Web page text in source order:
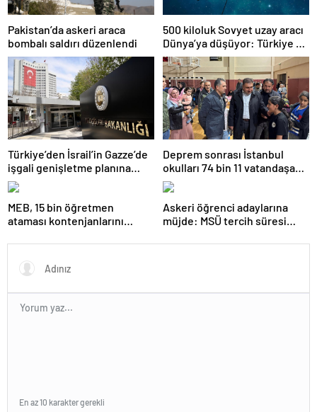
Pakistan’da askeri araca
bombalı saldırı düzenlendi
500 kiloluk Sovyet uzay aracı
Dünya’ya düşüyor: Türkiye de
risk altında
Türkiye’den İsrail’in Gazze’de
işgali genişletme planına
tepki
Deprem sonrası İstanbul
okulları 74 bin 11 vatandaşa
kapısını açtı
MEB, 15 bin öğretmen
ataması kontenjanlarını
Askeri öğrenci adaylarına
müjde: MSÜ tercih süresi
En az 10 karakter gerekli